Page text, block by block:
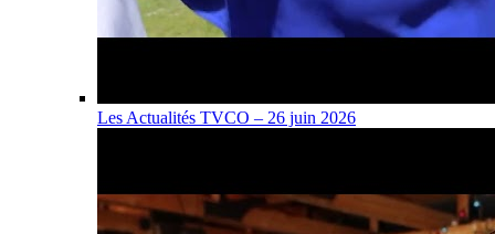
Les Actualités TVCO – 26 juin 2026